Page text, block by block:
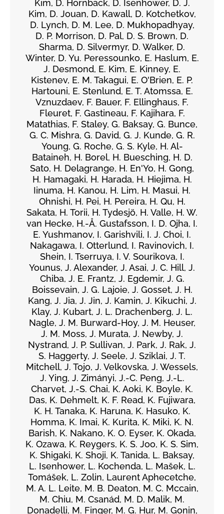
Kim, D. Hornback, D. Isenhower, D. J.
Kim, D. Jouan, D. Kawall, D. Kotchetkov,
D. Lynch, D. M. Lee, D. Mukhopadhyay,
D. P. Morrison, D. Pal, D. S. Brown, D.
Sharma, D. Silvermyr, D. Walker, D.
Winter, D. Yu. Peressounko, E. Haslum, E.
J. Desmond, E. Kim, E. Kinney, E.
Kistenev, E. M. Takagui, E. O'Brien, E. P.
Hartouni, E. Stenlund, E. T. Atomssa, E.
Vznuzdaev, F. Bauer, F. Ellinghaus, F.
Fleuret, F. Gastineau, F. Kajihara, F.
Matathias, F. Staley, G. Baksay, G. Bunce,
G. C. Mishra, G. David, G. J. Kunde, G. R.
Young, G. Roche, G. S. Kyle, H. Al-
Bataineh, H. Borel, H. Buesching, H. D.
Sato, H. Delagrange, H. En'Yo, H. Gong,
H. Hamagaki, H. Harada, H. Hiejima, H.
Iinuma, H. Kanou, H. Lim, H. Masui, H.
Ohnishi, H. Pei, H. Pereira, H. Qu, H.
Sakata, H. Torii, H. Tydesjö, H. Valle, H. W.
van Hecke, H.-Å. Gustafsson, I. D. Ojha, I.
E. Yushmanov, I. Garishvili, I. J. Choi, I.
Nakagawa, I. Otterlund, I. Ravinovich, I.
Shein, I. Tserruya, I. V. Sourikova, I.
Younus, J. Alexander, J. Asai, J. C. Hill, J.
Chiba, J. E. Frantz, J. Egdemir, J. G.
Boissevain, J. G. Lajoie, J. Gosset, J. H.
Kang, J. Jia, J. Jin, J. Kamin, J. Kikuchi, J.
Klay, J. Kubart, J. L. Drachenberg, J. L.
Nagle, J. M. Burward-Hoy, J. M. Heuser,
J. M. Moss, J. Murata, J. Newby, J.
Nystrand, J. P. Sullivan, J. Park, J. Rak, J.
S. Haggerty, J. Seele, J. Sziklai, J. T.
Mitchell, J. Tojo, J. Velkovska, J. Wessels,
J. Ying, J. Zimányi, J.-C. Peng, J.-L.
Charvet, J.-S. Chai, K. Aoki, K. Boyle, K.
Das, K. Dehmelt, K. F. Read, K. Fujiwara,
K. H. Tanaka, K. Haruna, K. Hasuko, K.
Homma, K. Imai, K. Kurita, K. Miki, K. N.
Barish, K. Nakano, K. O. Eyser, K. Okada,
K. Ozawa, K. Reygers, K. S. Joo, K. S. Sim,
K. Shigaki, K. Shoji, K. Tanida, L. Baksay,
L. Isenhower, L. Kochenda, L. Mašek, L.
Tomášek, L. Zolin, Laurent Aphecetche,
M. A. L. Leite, M. B. Deaton, M. C. Mccain,
M. Chiu, M. Csanád, M. D. Malik, M.
Donadelli, M. Finger, M. G. Hur, M. Gonin,